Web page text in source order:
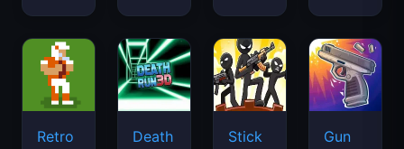
Retro
Death
Stick
Gun